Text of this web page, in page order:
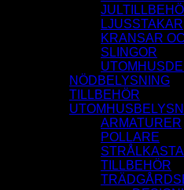
LJUSSTAKAR
KRANSAR
SLINGOR
NÖDBELYSNING
TILLBEHÖR
ARMATURER
POLLARE
TILLBEHÖR